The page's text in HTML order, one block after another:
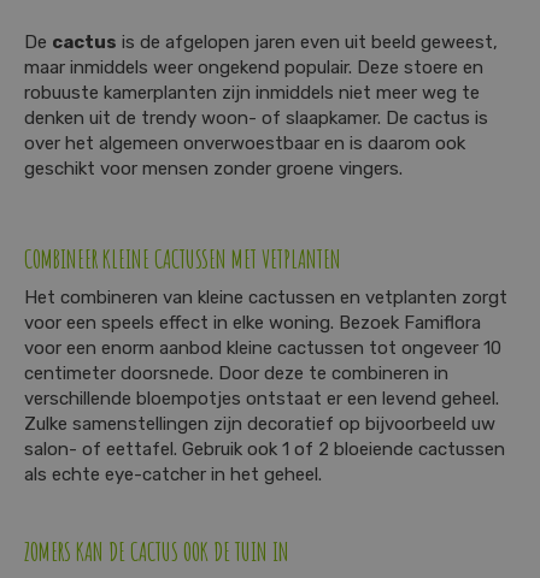
De cactus is de afgelopen jaren even uit beeld geweest,
maar inmiddels weer ongekend populair. Deze stoere en
robuuste kamerplanten zijn inmiddels niet meer weg te
denken uit de trendy woon- of slaapkamer. De cactus is
over het algemeen onverwoestbaar en is daarom ook
geschikt voor mensen zonder groene vingers.
COMBINEER KLEINE CACTUSSEN MET VETPLANTEN
Het combineren van kleine cactussen en vetplanten zorgt
voor een speels effect in elke woning. Bezoek Famiflora
voor een enorm aanbod kleine cactussen tot ongeveer 10
centimeter doorsnede. Door deze te combineren in
verschillende bloempotjes ontstaat er een levend geheel.
Zulke samenstellingen zijn decoratief op bijvoorbeeld uw
salon- of eettafel. Gebruik ook 1 of 2 bloeiende cactussen
als echte eye-catcher in het geheel.
ZOMERS KAN DE CACTUS OOK DE TUIN IN